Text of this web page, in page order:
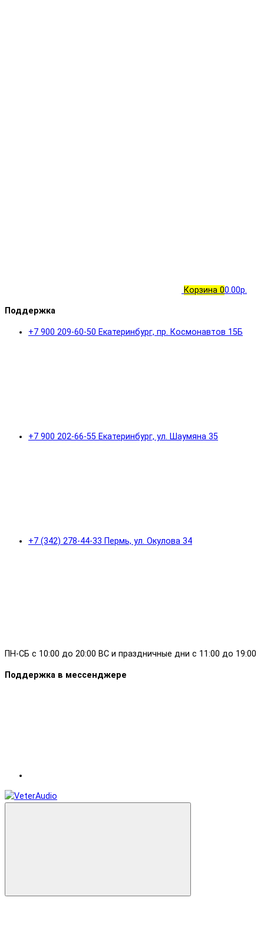
Корзина 00.00р.
Поддержка
+7 900 209-60-50 Екатеринбург, пр. Космонавтов 15Б
+7 900 202-66-55 Екатеринбург, ул. Шаумяна 35
+7 (342) 278-44-33 Пермь, ул. Окулова 34
ПН-СБ с 10:00 до 20:00 ВС и праздничные дни с 11:00 до 19:00
Поддержка в мессенджере